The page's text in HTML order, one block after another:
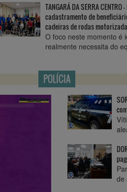
TANGARÁ DA SERRA
cadastramento de
cadeiras de rodas
O foco neste momento é
realmente necessita do
POLÍCIA
de